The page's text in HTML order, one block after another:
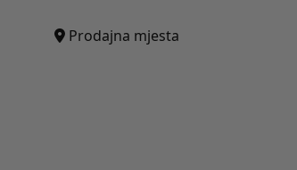
Prodajna mjesta